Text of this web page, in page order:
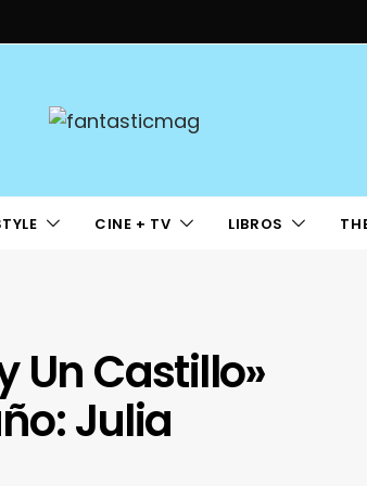
CINE + TV LIBROS
Un Castillo»
Julia